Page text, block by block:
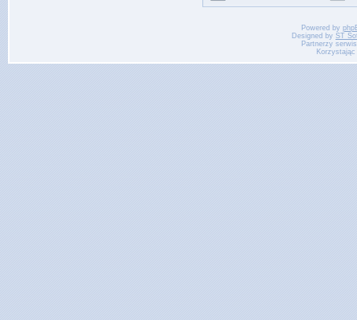
Powered by
Designed by ST
Partnerzy